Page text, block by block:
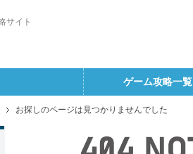
サイト
ゲーム攻略一覧
お探しのページは見つかりませんでした